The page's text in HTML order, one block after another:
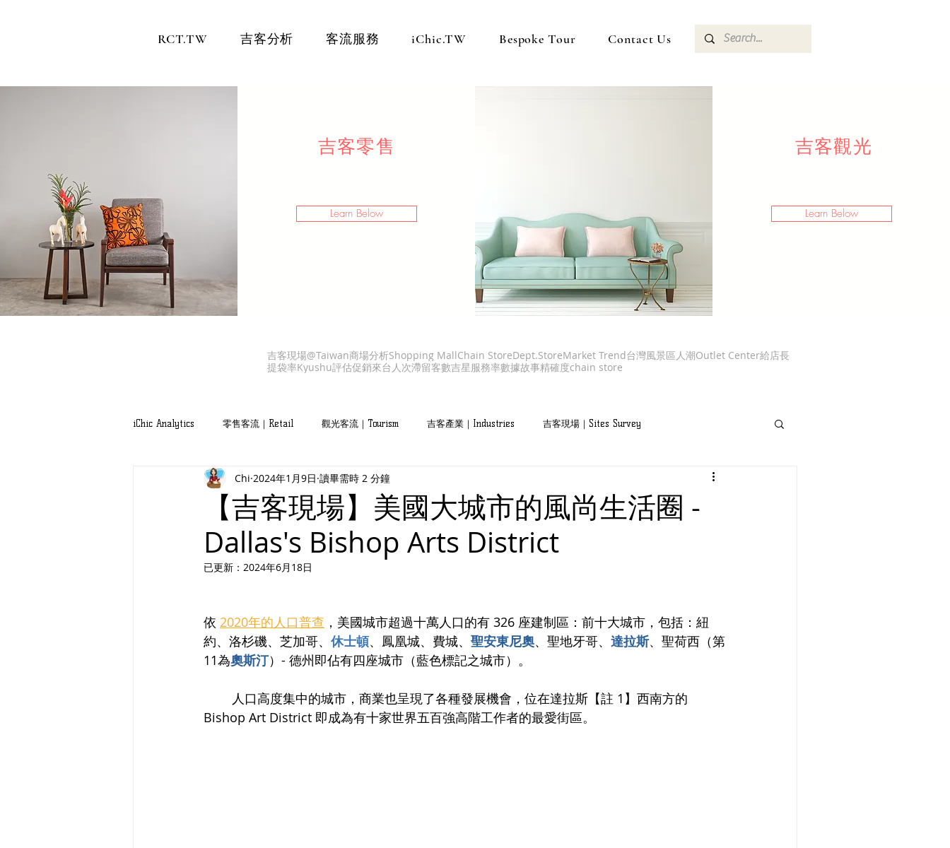
RCT.TW 吉客分析 客流服務 iChic.TW Bespoke Tour Contact Us
吉客零售
Learn Below
​吉客觀光
Learn Below
吉客現場@Taiwan商場分析Shopping MallChain StoreDept.StoreMarket Trend台灣風景區人潮Outlet Center給店長
提袋率Kyushu評估促銷來台人次滯留客數吉星服務率數據故事精確度chain store
iChic Analytics 零售客流｜Retail 觀光客流｜Tourism 吉客產業｜Industries 吉客現場｜Sites Survey
吉客服務｜iChic Values
【吉客現場】美國大城市的風尚生活圈 -
Dallas's Bishop Arts District
Chi 2024年1月9日 讀畢需時 2 分鐘
已更新： 2024年6月18日
依 2020年的人口普查 ，美國城市超過十萬人口的有 326 座建制區：前十大城市，包括：紐
約、洛杉磯、芝加哥、 休士頓、鳳凰城、費城、 聖安東尼奧、聖地牙哥、 達拉斯、聖荷西（第
11為奧斯汀）- 德州即佔有四座城市（藍色標記之城市）。
Bishop Art District 即成為有十家世界五百強高階工作者的最愛街區。